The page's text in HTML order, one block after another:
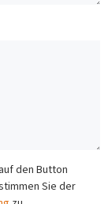
den Button
Sie der